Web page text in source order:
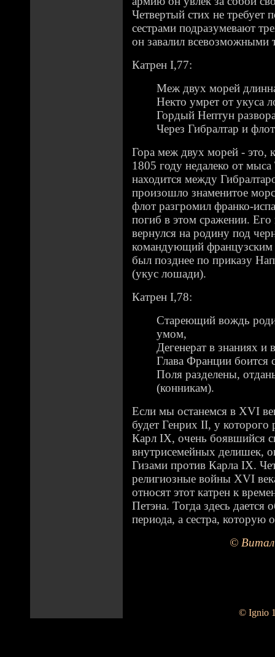
Четвертый стих не требует
сестрами подразумевают
он завалил всевозможными
Катрен I,77:
Меж двух морей
Некто умрет от укуса
Гордый Нептун
Через Гибралтар и
Гора меж двух морей - это,
1805 году недалеко от
находится между
произошло знаменитое
флот разгромил франко-
погиб в этом сражении.
вернулся на родину под
командующий
был позднее по приказу
(укус лошади).
Катрен I,78:
Стареющий вождь
умом,
Дегенерат в знаниях и
Глава Франции боится
Поля разделены,
(конникам).
Если мы останемся в XVI
будет Генрих II, у
Карл IX, очень боявшийся
внутрисемейных делишек,
Гизами против Карла IX.
религиозные войны XVI
относят этот катрен к
Петэна. Тогда здесь
периода, а сестра, которую
©
© Ignio